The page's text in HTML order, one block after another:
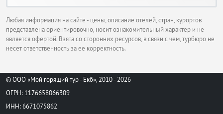
Любая информация на сайте - цены, описание отелей, стран, курортов
представлена ориентировочно, носит ознакомительный характер и не
является офертой. Взята со сторонних ресурсов, в связи с чем, турбюро не
несет ответственность за ее корректность.
© ООО «Мой горящий тур - Екб», 2010 - 2026
ОГРН: 1176658066309
ИНН: 6671075862